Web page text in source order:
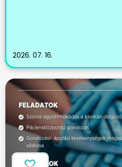
2026. 07. 16.